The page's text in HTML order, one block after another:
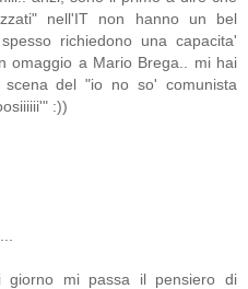
nell'IT non hanno un bel
richiedono una capacita'
omaggio a Mario Brega.. mi hai
del "io no so' comunista
:))
giorno mi passa il pensiero di